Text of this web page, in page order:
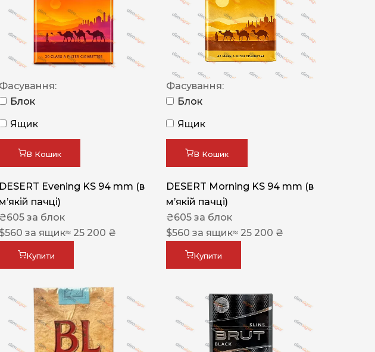
Фасування:
Блок
Ящик
В Кошик
DESERT Evening KS 94 mm (в
мʼякій пачці)
₴605 за блок
$560 за ящик≈ 25 200 ₴
Купити
Фасування:
Блок
Ящик
В Кошик
DESERT Morning KS 94 mm (в
мʼякій пачці)
₴605 за блок
$560 за ящик≈ 25 200 ₴
Купити